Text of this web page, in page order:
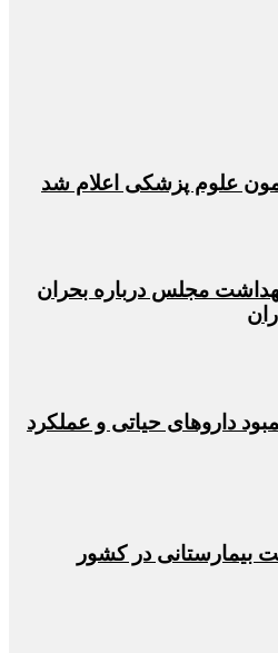
مجلس درباره بحران
داروهای حیاتی و عملکرد